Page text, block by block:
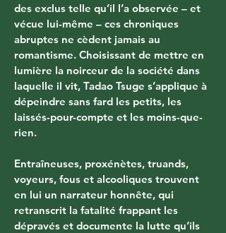
des exclus telle qu’il l’a observée – et
vécue lui-même – ces chroniques
abruptes ne cèdent jamais au
romantisme. Choisissant de mettre en
lumière la noirceur de la société dans
laquelle il vit, Tadao Tsuge s’applique à
dépeindre sans fard les petits, les
laissés-pour-compte et les moins-que-
rien.
Entraîneuses, proxénètes, truands,
voyeurs, fous et alcooliques trouvent
en lui un narrateur honnête, qui
retranscrit la fatalité frappant les
dépravés et documente la lutte qu’ils